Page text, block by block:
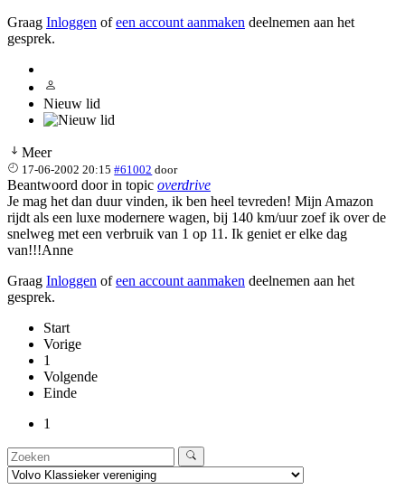
Graag Inloggen ofeen account aanmaken deelnemen aan het
gesprek.
Nieuw lid
Meer
17-06-2002 20:15 #61002 door
Beantwoord doorin topic overdrive
Je mag het dan duur vinden, ik ben heel tevreden! Mijn Amazon
rijdt als een luxe modernere wagen, bij 140 km/uur zoef ik over de
snelweg met een verbruik van 1 op 11. Ik geniet er elke dag
van!!!Anne
Graag Inloggen ofeen account aanmaken deelnemen aan het
gesprek.
Start
Vorige
1
Volgende
Einde
1